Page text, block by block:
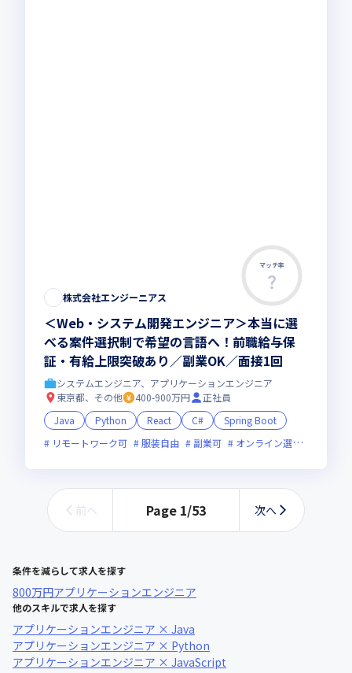
マッチ率
株式会社エンジーニアス
＜Web・システム開発エンジニア＞本当に選
べる案件選択制で希望の言語へ！前職給与保
証・有給上限突破あり／副業OK／面接1回
システムエンジニア、アプリケーションエンジニア
東京都、その他
400-900万円
正社員
Java
Python React C#
Spring Boot
リモートワーク可
服装自由 副業可 オンライン選考可
前へ Page 1/53 次へ
条件を減らして求人を探す
800万円アプリケーションエンジニア
他のスキルで求人を探す
アプリケーションエンジニア × Java
アプリケーションエンジニア × Python
アプリケーションエンジニア × JavaScript